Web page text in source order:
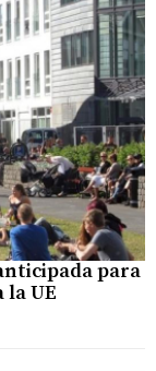
para
UE